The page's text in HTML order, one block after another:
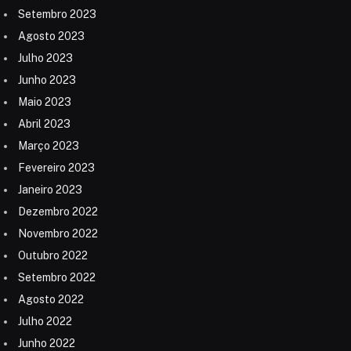
Setembro 2023
Agosto 2023
Julho 2023
Junho 2023
Maio 2023
Abril 2023
Março 2023
Fevereiro 2023
Janeiro 2023
Dezembro 2022
Novembro 2022
Outubro 2022
Setembro 2022
Agosto 2022
Julho 2022
Junho 2022